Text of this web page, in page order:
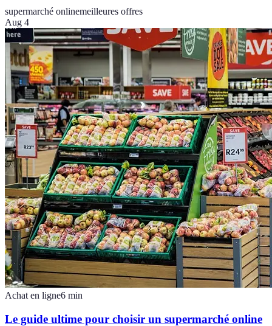
supermarché onlinemeilleures offres
Aug 4
Achat en ligne6 min
Le guide ultime pour choisir un supermarché online